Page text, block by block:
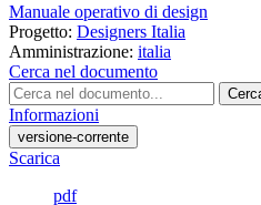
Manuale operativo di design
Progetto: Designers Italia
Amministrazione: italia
Cerca nel documento
Informazioni
versione-corrente
Scarica
pdf